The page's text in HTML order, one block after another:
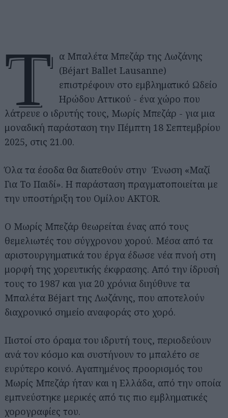
Τ
α Μπαλέτα Μπεζάρ της Λωζάνης
(Béjart Ballet Lausanne)
επιστρέφουν στο εμβληματικό Ωδείο
Ηρώδου Αττικού - ένα χώρο που
λάτρευε ο ιδρυτής τους, Μωρίς Μπεζάρ - για μια
μοναδική παράσταση την Πέμπτη 18 Σεπτεμβρίου
2025, στις 21.00.
Όλα τα έσοδα θα διατεθούν στην Ένωση «Μαζί
Για Το Παιδί». Η παράσταση πραγματοποιείται με
την υποστήριξη του Ομίλου AKTOR.
Ο Μωρίς Μπεζάρ θεωρείται ένας από τους
θεμελιωτές του σύγχρονου χορού. Μέσα από τα
αριστουργηματικά του έργα έδωσε νέα πνοή στη
μορφή της χορευτικής έκφρασης. Από την ίδρυσή
τους το 1987 και για 20 χρόνια διηύθυνε τα
Μπαλέτα Béjart της Λωζάνης, που αποτελούν
διαχρονικό σημείο αναφοράς στο χορό.
Πιστοί στο όραμα του ιδρυτή τους, περιοδεύουν
ανά τον κόσμο και συστήνουν το μπαλέτο σε
ευρύτερο κοινό. Αγαπημένος προορισμός του
Μωρίς Μπεζάρ ήταν και η Ελλάδα, από την οποία
εμπνεύστηκε μερικές από τις πιο εμβληματικές
χορογραφίες του.